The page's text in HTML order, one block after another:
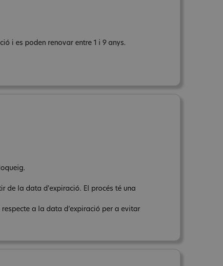
i es poden renovar entre 1 i 9 anys.
de la data d'expiració. El procés té una
a la data d’expiració per a evitar